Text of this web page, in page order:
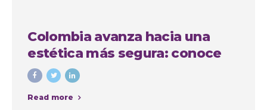
Colombia avanza hacia una
estética más segura: conoce
quiénes podrán realizar
procedimientos estéticos
Read more